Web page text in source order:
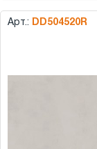
Арт.: DD504520R